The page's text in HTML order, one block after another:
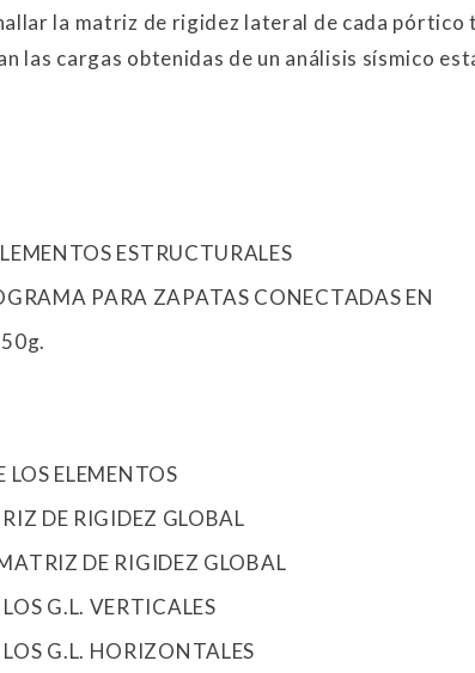
la matriz de rigidez lateral de cada pórtico
las cargas obtenidas de un análisis sísmico
ESTRUCTURALES
PARA ZAPATAS CONECTADAS EN
LOS ELEMENTOS
DE RIGIDEZ GLOBAL
DE RIGIDEZ GLOBAL
G.L. VERTICALES
G.L. HORIZONTALES